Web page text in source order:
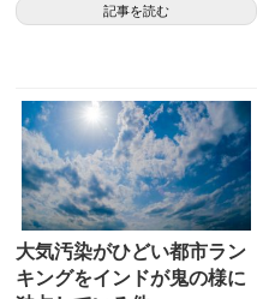
記事を読む
大気汚染がひどい都市ラン
キングをインドが鬼の様に